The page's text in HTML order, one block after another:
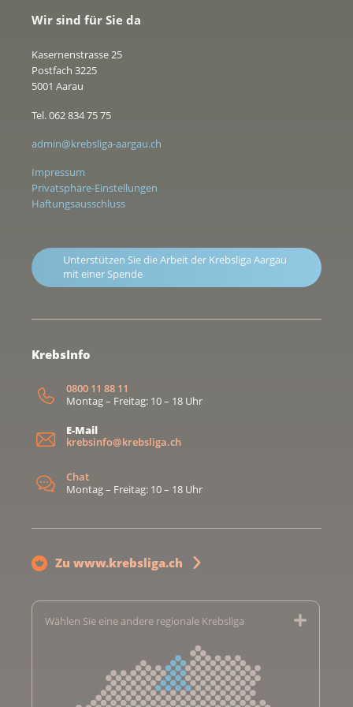
Wir sind für Sie da
Kasernenstrasse 25
Postfach 3225
5001 Aarau
Tel. 062 834 75 75
admin@krebsliga-aargau.ch
Impressum
Privatsphäre-Einstellungen
Haftungsausschluss
Unterstützen Sie die Arbeit der Krebsliga Aargau
mit einer Spende
KrebsInfo
0800 11 88 11
Montag – Freitag: 10 – 18 Uhr
E-Mail
krebsinfo@krebsliga.ch
Chat
Montag – Freitag: 10 – 18 Uhr
Zu www.krebsliga.ch
Wählen Sie eine andere regionale Krebsliga